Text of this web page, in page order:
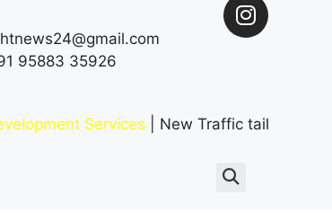
95883 35926
Services | New Traffic tail